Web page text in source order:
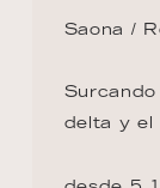
Saona /
delta y el